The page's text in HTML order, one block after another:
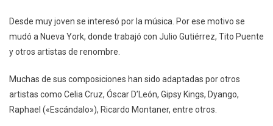
Desde muy joven se interesó por la música. Por ese motivo se
mudó a Nueva York, donde trabajó con Julio Gutiérrez, Tito Puente
y otros artistas de renombre.
Muchas de sus composiciones han sido adaptadas por otros
artistas como Celia Cruz, Óscar D’León, Gipsy Kings, Dyango,
Raphael («Escándalo»), Ricardo Montaner, entre otros.